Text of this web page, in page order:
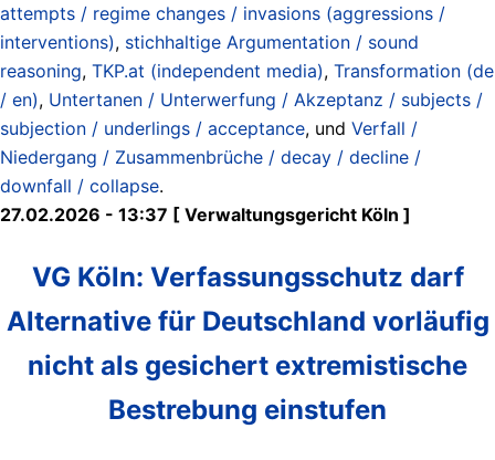
attempts / regime changes / invasions (aggressions /
interventions), stichhaltige Argumentation / sound
reasoning, TKP.at (independent media), Transformation (de
/ en), Untertanen / Unterwerfung / Akzeptanz / subjects /
subjection / underlings / acceptance, und Verfall /
Niedergang / Zusammenbrüche / decay / decline /
downfall / collapse.
27.02.2026 - 13:37 [ Verwaltungsgericht Köln ]
VG Köln: Verfassungsschutz darf
Alternative für Deutschland vorläufig
nicht als gesichert extremistische
Bestrebung einstufen